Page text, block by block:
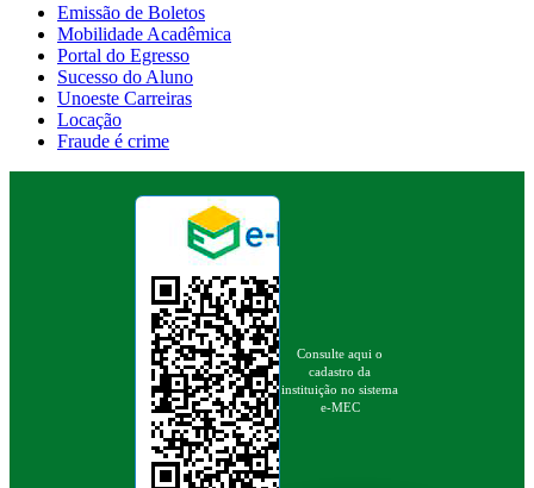
Emissão de Boletos
Mobilidade Acadêmica
Portal do Egresso
Sucesso do Aluno
Unoeste Carreiras
Locação
Fraude é crime
Consulte aqui o
cadastro da
instituição no sistema
e-MEC